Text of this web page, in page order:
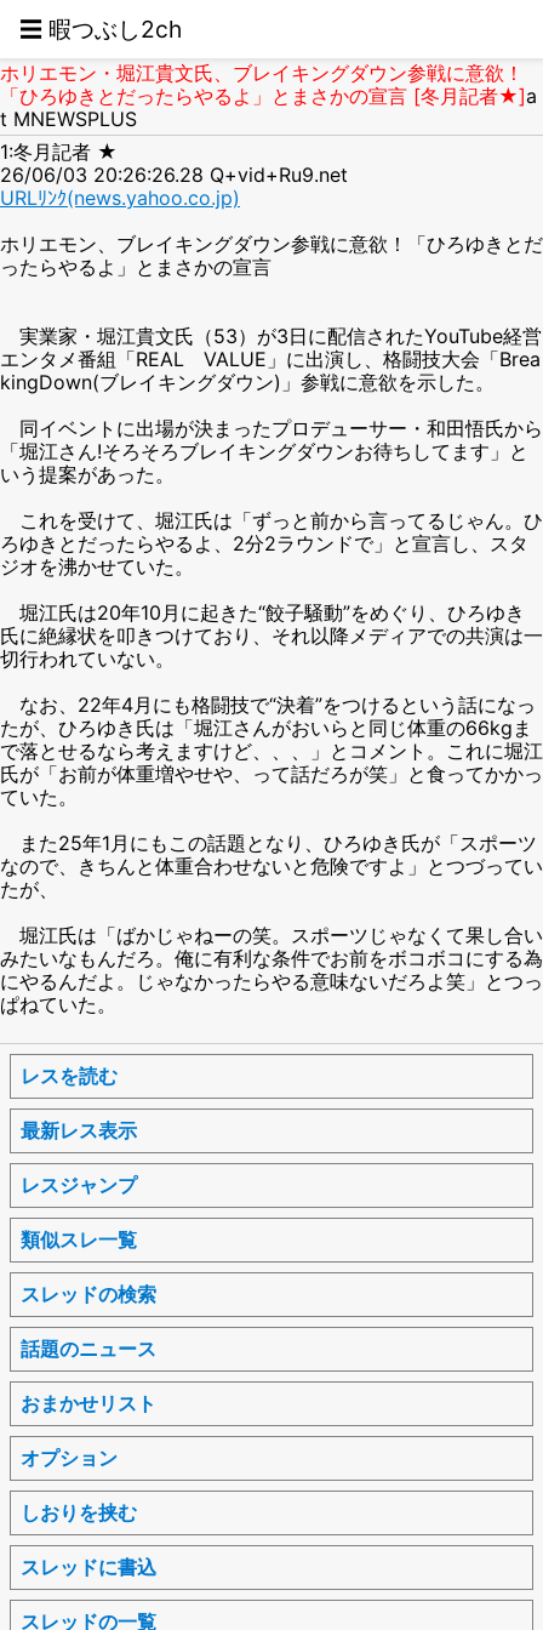
☰ 暇つぶし2ch
ホリエモン・堀江貴文氏、ブレイキングダウン参戦に意欲！
「ひろゆきとだったらやるよ」とまさかの宣言 [冬月記者★]a
t MNEWSPLUS
1:冬月記者 ★
26/06/03 20:26:26.28 Q+vid+Ru9.net
URLﾘﾝｸ(news.yahoo.co.jp)
ホリエモン、ブレイキングダウン参戦に意欲！「ひろゆきとだ
ったらやるよ」とまさかの宣言
実業家・堀江貴文氏（53）が3日に配信されたYouTube経営
エンタメ番組「REAL VALUE」に出演し、格闘技大会「Brea
kingDown(ブレイキングダウン)」参戦に意欲を示した。
同イベントに出場が決まったプロデューサー・和田悟氏から
「堀江さん!そろそろブレイキングダウンお待ちしてます」と
いう提案があった。
これを受けて、堀江氏は「ずっと前から言ってるじゃん。ひ
ろゆきとだったらやるよ、2分2ラウンドで」と宣言し、スタ
ジオを沸かせていた。
堀江氏は20年10月に起きた“餃子騒動”をめぐり、ひろゆき
氏に絶縁状を叩きつけており、それ以降メディアでの共演は一
切行われていない。
なお、22年4月にも格闘技で“決着”をつけるという話になっ
たが、ひろゆき氏は「堀江さんがおいらと同じ体重の66kgま
で落とせるなら考えますけど、、、」とコメント。これに堀江
氏が「お前が体重増やせや、って話だろが笑」と食ってかかっ
ていた。
また25年1月にもこの話題となり、ひろゆき氏が「スポーツ
なので、きちんと体重合わせないと危険ですよ」とつづってい
たが、
堀江氏は「ばかじゃねーの笑。スポーツじゃなくて果し合い
みたいなもんだろ。俺に有利な条件でお前をボコボコにする為
にやるんだよ。じゃなかったらやる意味ないだろよ笑」とつっ
ぱねていた。
レスを読む
最新レス表示
レスジャンプ
類似スレ一覧
スレッドの検索
話題のニュース
おまかせリスト
オプション
しおりを挟む
スレッドに書込
スレッドの一覧